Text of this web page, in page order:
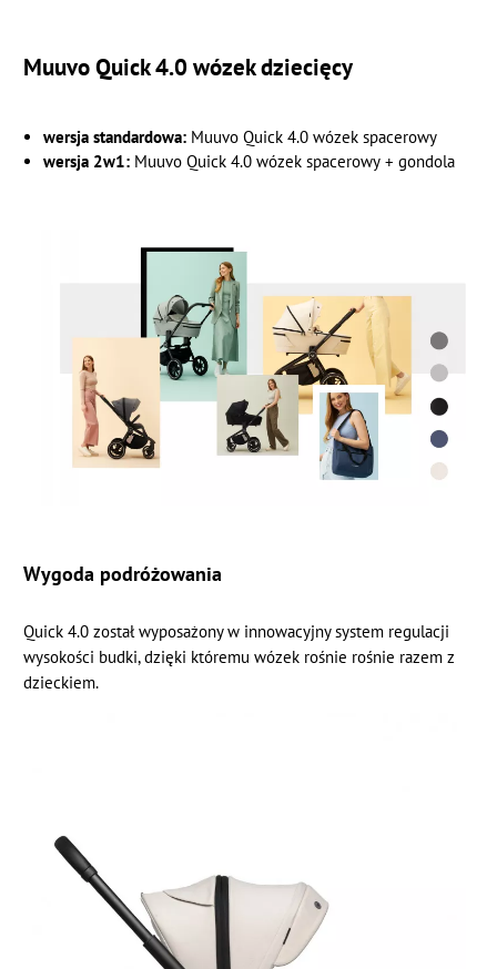
Muuvo Quick 4.0 wózek dziecięcy
wersja standardowa:Muuvo Quick 4.0 wózek spacerowy
wersja 2w1:Muuvo Quick 4.0 wózek spacerowy + gondola
Wygoda podróżowania
Quick 4.0 został wyposażony w innowacyjny system regulacji
wysokości budki, dzięki któremu wózek rośnie rośnie razem z
dzieckiem.